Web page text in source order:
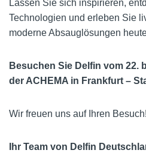
Lassen Sie sich inspirieren,
Technologien und erleben Sie
moderne Absauglösungen
Besuchen Sie Delfin vom 22.
der ACHEMA in Frankfurt –
Wir freuen uns auf Ihren Besuch!
Ihr Team von Delfin